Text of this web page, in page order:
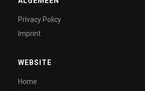
Privacy Policy
Imprint
WEBSITE
Home